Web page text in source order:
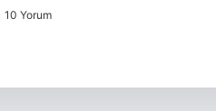
10 Yorum